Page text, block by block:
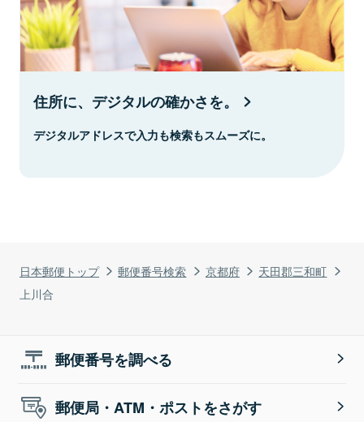
日本郵便トップ 郵便番号検索 京都府
天田郡三和町
上川合
住所に、デジタルの確かさを。
デジタルアドレスで入力も検索もスムーズに。
郵便番号を調べる
郵便局・ATM・ポストをさがす